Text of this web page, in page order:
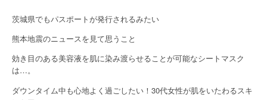
i
g
a
t
茨城県でもパスポートが発行されるみたい
熊本地震のニュースを見て思うこと
効き目のある美容液を肌に染み渡らせることが可能なシートマスク
は…。
ダウンタイム中も心地よく過ごしたい！30代女性が肌をいたわるスキ